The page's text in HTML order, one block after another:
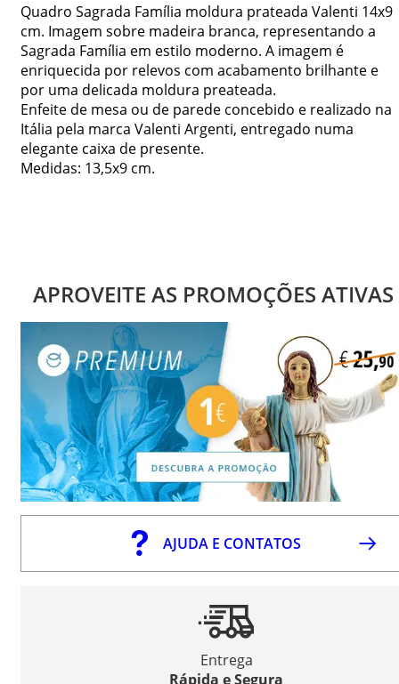
Quadro Sagrada Família moldura prateada Valenti 14x9
cm. Imagem sobre madeira branca, representando a
Sagrada Família em estilo moderno. A imagem é
enriquecida por relevos com acabamento brilhante e
por uma delicada moldura preateada.
Enfeite de mesa ou de parede concebido e realizado na
Itália pela marca Valenti Argenti, entregado numa
elegante caixa de presente.
Medidas: 13,5x9 cm.
APROVEITE AS PROMOÇÕES ATIVAS
AJUDA E CONTATOS
Entrega
Rápida e Segura